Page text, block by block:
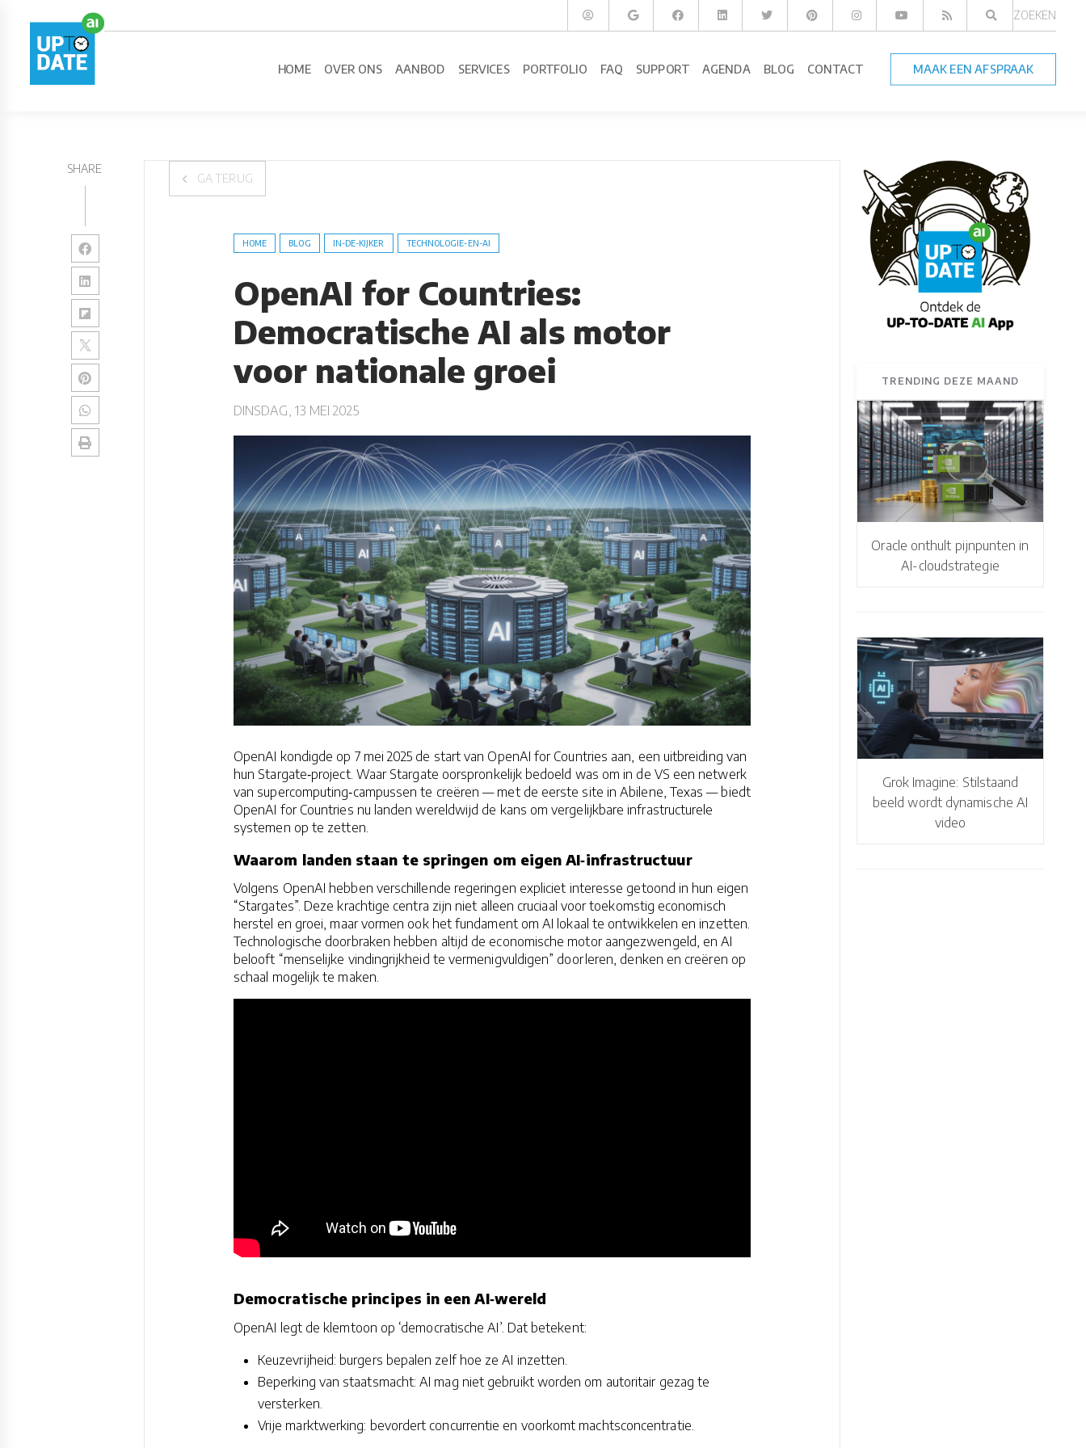
ZOEKEN
HOME OVER ONS AANBOD SERVICES PORTFOLIO FAQ SUPPORT AGENDA BLOG CONTACT MAAK EEN AFSPRAAK
SHARE
GA TERUG
HOME BLOG IN-DE-KIJKER TECHNOLOGIE-EN-AI
OpenAI for Countries:
Democratische AI als motor
voor nationale groei
DINSDAG, 13 MEI 2025
OpenAI kondigde op 7 mei 2025 de start van OpenAI for Countries aan, een uitbreiding van
hun Stargate‑project. Waar Stargate oorspronkelijk bedoeld was om in de VS een netwerk
van supercomputing‑campussen te creëren — met de eerste site in Abilene, Texas — biedt
OpenAI for Countries nu landen wereldwijd de kans om vergelijkbare infrastructurele
systemen op te zetten.
Waarom landen staan te springen om eigen AI‑infrastructuur
Volgens OpenAI hebben verschillende regeringen expliciet interesse getoond in hun eigen
“Stargates”. Deze krachtige centra zijn niet alleen cruciaal voor toekomstig economisch
herstel en groei, maar vormen ook het fundament om AI lokaal te ontwikkelen en inzetten.
Technologische doorbraken hebben altijd de economische motor aangezwengeld, en AI
belooft “menselijke vindingrijkheid te vermenigvuldigen” door leren, denken en creëren op
schaal mogelijk te maken.
Democratische principes in een AI‑wereld
OpenAI legt de klemtoon op ‘democratische AI’. Dat betekent:
Keuzevrijheid: burgers bepalen zelf hoe ze AI inzetten.
Beperking van staatsmacht: AI mag niet gebruikt worden om autoritair gezag te
versterken.
Vrije marktwerking: bevordert concurrentie en voorkomt machtsconcentratie.
TRENDING DEZE MAAND
Oracle onthult pijnpunten in
AI-cloudstrategie
Grok Imagine: Stilstaand
beeld wordt dynamische AI
video